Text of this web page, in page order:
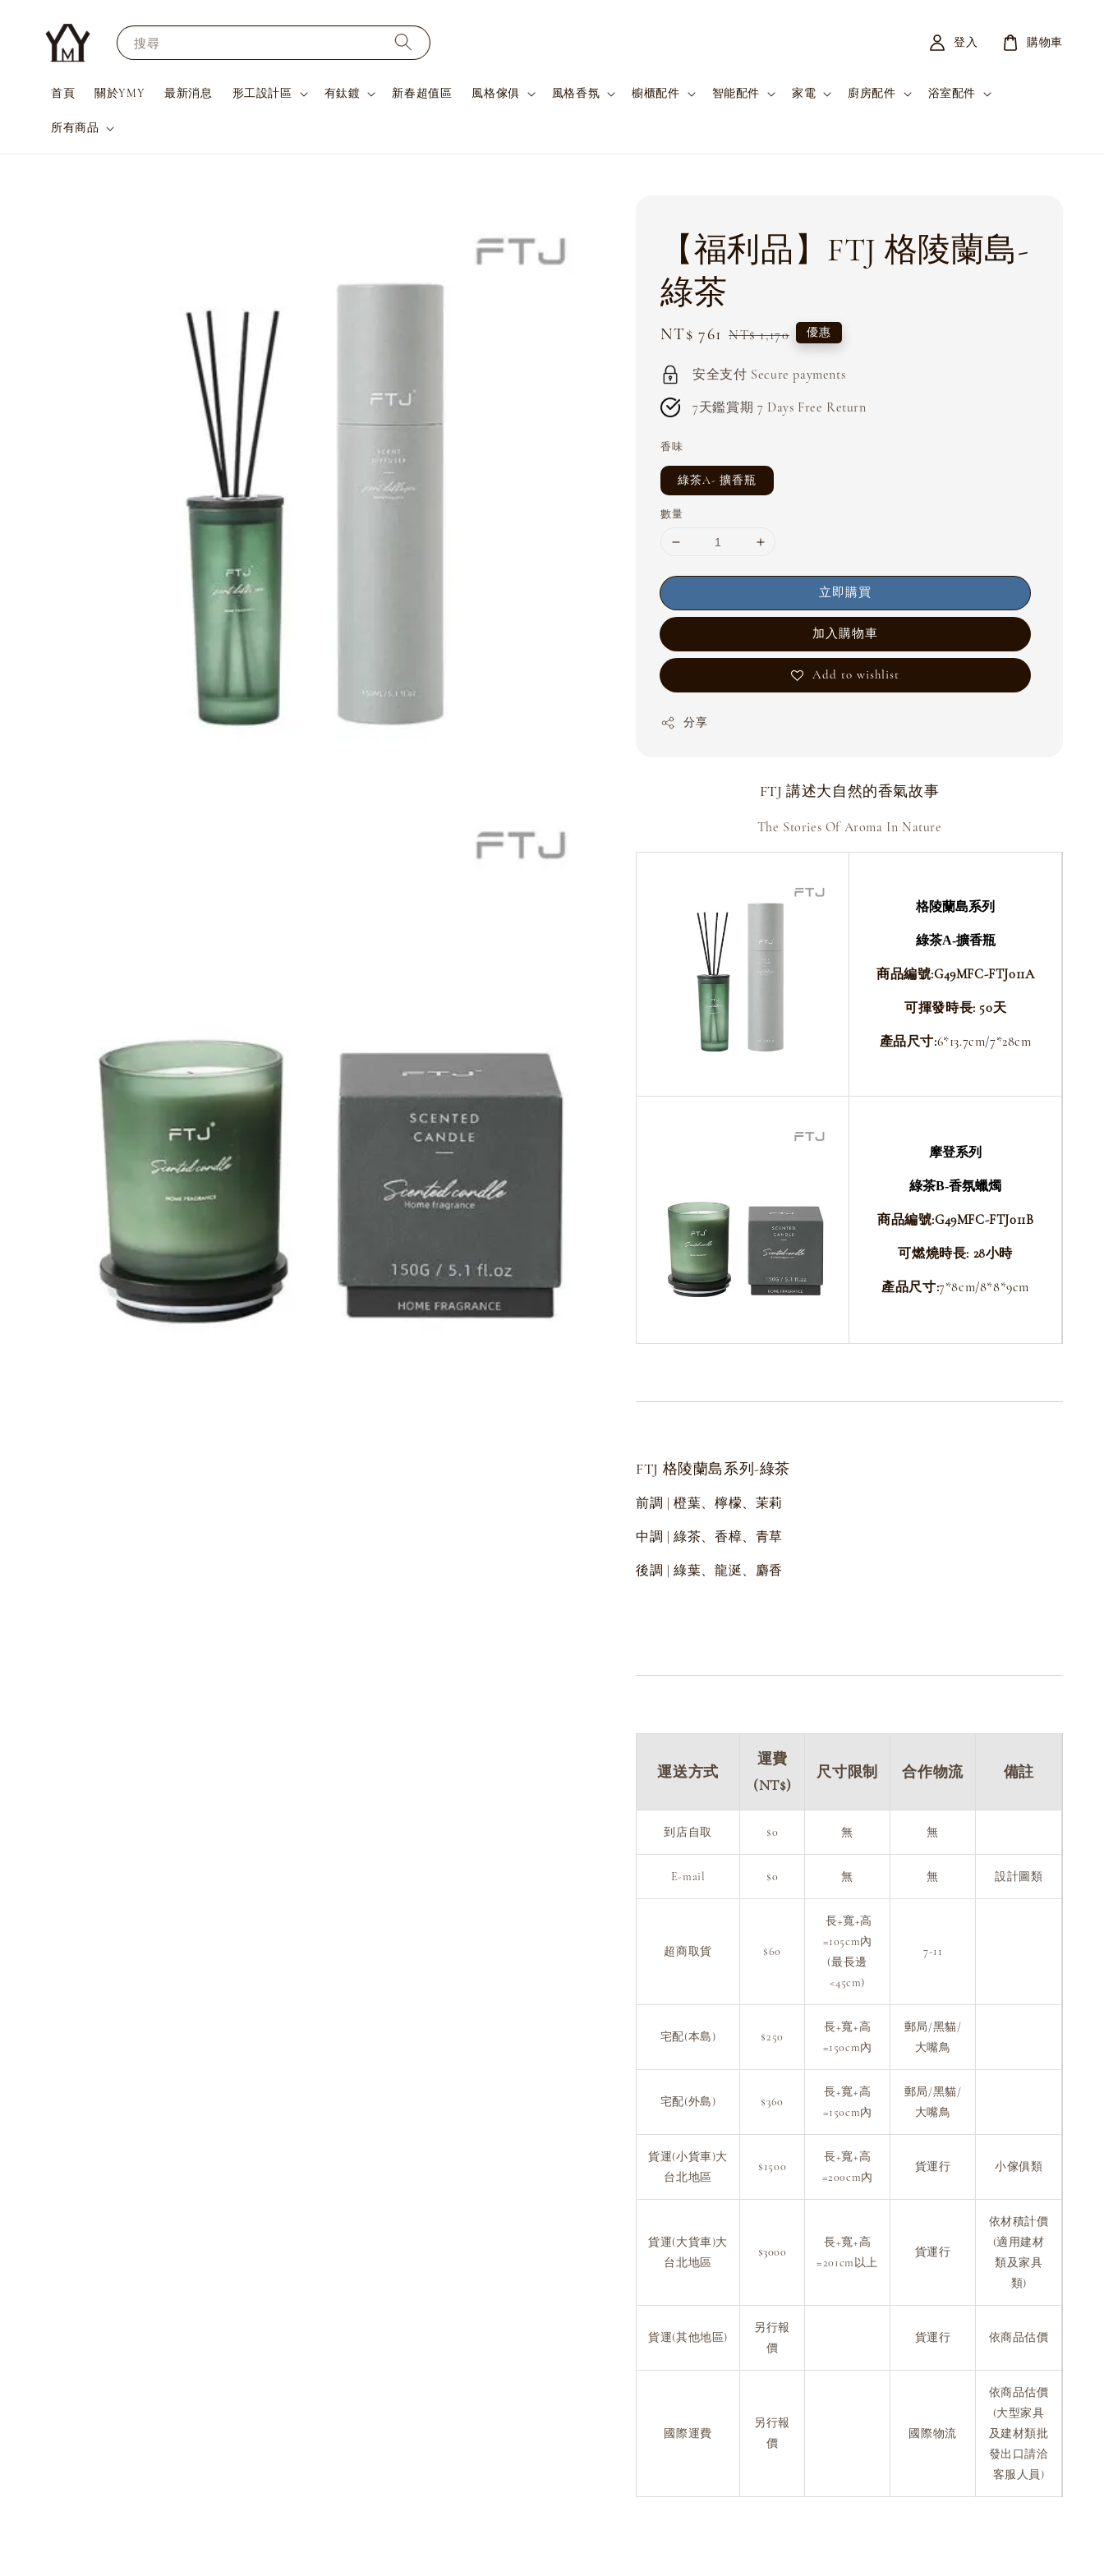
搜尋
首頁 關於YMY 最新消息 形工設計區 有鈦鍍 新春超值區 風格傢俱 風格香氛 櫥櫃配件 智能配件 家電 廚房配件 浴室配件
所有商品
登入 購物車
【福利品】FTJ 格陵蘭島-
綠茶
Sale
NT$ 761 Regular
NT$ 1,170 優惠
安全支付 Secure payments
7天鑑賞期 7 Days Free Return
香味
綠茶A- 擴香瓶
數量
立即購買
加入購物車
Add to wishlist
分享
FTJ 講述大自然的香氣故事
The Stories Of Aroma In Nature
格陵蘭島系列
綠茶A-擴香瓶
商品編號:G49MFC-FTJ011A
可揮發時長: 50天
產品尺寸:6*13.7cm/7*28cm
摩登系列
綠茶B-香氛蠟燭
商品編號:G49MFC-FTJ011B
可燃燒時長: 28小時
產品尺寸:7*8cm/8*8*9cm
FTJ 格陵蘭島系列-綠茶
前調 | 橙葉、檸檬、茉莉
中調 | 綠茶、香樟、青草
後調 | 綠葉、龍涎、麝香
運送方式
運費
(NT$)
尺寸限制 合作物流 備註
到店自取 $0 無 無
E-mail $0 無 無 設計圖類
超商取貨 $60
長+寬+高
=105cm內
(最長邊
<45cm)
7-11
宅配(本島) $250
長+寬+高
=150cm內
郵局/黑貓/
大嘴鳥
宅配(外島) $360
長+寬+高
=150cm內
郵局/黑貓/
大嘴鳥
貨運(小貨車)大
台北地區
$1500
長+寬+高
=200cm內
貨運行 小傢俱類
貨運(大貨車)大
台北地區
$3000
長+寬+高
=201cm以上
貨運行
依材積計價
(適用建材
類及家具
類)
貨運(其他地區)
另行報
價
貨運行 依商品估價
國際運費
另行報
價
國際物流
依商品估價
(大型家具
及建材類批
發出口請洽
客服人員)